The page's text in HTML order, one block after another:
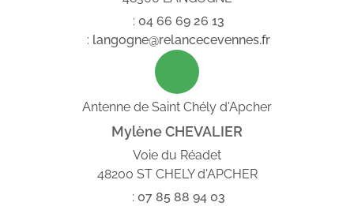
: 04 66 69 26 13
: langogne@relancecevennes.fr
Antenne de Saint Chély d'Apcher
Mylène CHEVALIER
Voie du Réadet
48200 ST CHELY d'APCHER
: 07 85 88 94 03